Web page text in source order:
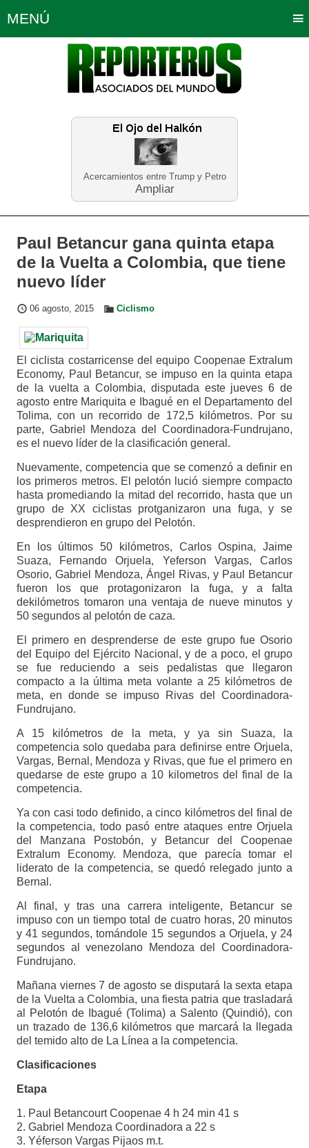
Acercamientos entre Trump y Petro
Ampliar
MENÚ
Política Opinión Bogotá
Planeta Tierra Deportes
Educación Neira
Paul Betancur gana quinta etapa
de la Vuelta a Colombia, que tiene
nuevo líder
06 agosto, 2015 Ciclismo
El ciclista costarricense del equipo Coopenae Extralum
Economy, Paul Betancur, se impuso en la quinta etapa
de la vuelta a Colombia, disputada este jueves 6 de
agosto entre Mariquita e Ibagué en el Departamento del
Tolima, con un recorrido de 172,5 kilómetros. Por su
parte, Gabriel Mendoza del Coordinadora-Fundrujano,
es el nuevo líder de la clasificación general.
Nuevamente, competencia que se comenzó a definir en
los primeros metros. El pelotón lució siempre compacto
hasta promediando la mitad del recorrido, hasta que un
grupo de XX ciclistas protganizaron una fuga, y se
desprendieron en grupo del Pelotón.
En los últimos 50 kilómetros, Carlos Ospina, Jaime
Suaza, Fernando Orjuela, Yeferson Vargas, Carlos
Osorio, Gabriel Mendoza, Ángel Rivas, y Paul Betancur
fueron los que protagonizaron la fuga, y a falta
dekilómetros tomaron una ventaja de nueve minutos y
50 segundos al pelotón de caza.
El primero en desprenderse de este grupo fue Osorio
del Equipo del Ejército Nacional, y de a poco, el grupo
se fue reduciendo a seis pedalistas que llegaron
compacto a la última meta volante a 25 kilómetros de
meta, en donde se impuso Rivas del Coordinadora-
Fundrujano.
A 15 kilómetros de la meta, y ya sin Suaza, la
competencia solo quedaba para definirse entre Orjuela,
Vargas, Bernal, Mendoza y Rivas, que fue el primero en
quedarse de este grupo a 10 kilometros del final de la
competencia.
Ya con casi todo definido, a cinco kilómetros del final de
la competencia, todo pasó entre ataques entre Orjuela
del Manzana Postobón, y Betancur del Coopenae
Extralum Economy. Mendoza, que parecía tomar el
liderato de la competencia, se quedó relegado junto a
Bernal.
Al final, y tras una carrera inteligente, Betancur se
impuso con un tiempo total de cuatro horas, 20 minutos
y 41 segundos, tomándole 15 segundos a Orjuela, y 24
segundos al venezolano Mendoza del Coordinadora-
Fundrujano.
Mañana viernes 7 de agosto se disputará la sexta etapa
de la Vuelta a Colombia, una fiesta patria que trasladará
al Pelotón de Ibagué (Tolima) a Salento (Quindió), con
un trazado de 136,6 kilómetros que marcará la llegada
del temido alto de La Línea a la competencia.
Clasificaciones
Etapa
1. Paul Betancourt Coopenae 4 h 24 min 41 s
2. Gabriel Mendoza Coordinadora a 22 s
3. Yéferson Vargas Pijaos m.t.